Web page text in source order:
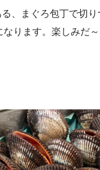
、まぐろ包丁で切
ります。楽しみだ～